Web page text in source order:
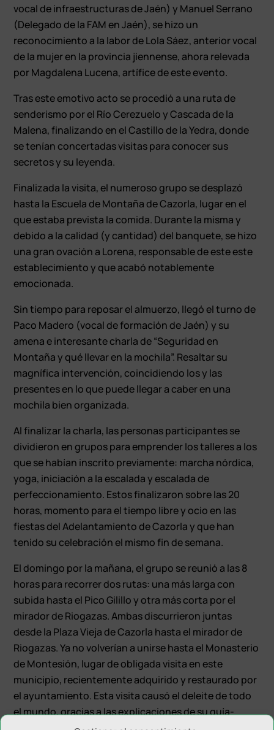
vocal de infraestructuras de Jaén) y Manuel Serrano
(Delegado de la FAM en Jaén), se hizo un
reconocimiento a la labor de Lola Sáez, anterior vocal
de la mujer en la provincia jiennense, ahora relevada
por Magdalena Lucena, artífice de este evento.
Tras este emotivo acto se procedió a una ruta de
senderismo por el Río Cerezuelo y Cascada de la
Malena, finalizando en el Castillo de la Yedra, donde
se tenían concertadas visitas para conocer sus
secretos y su leyenda.
Finalizada la visita, el numeroso grupo se desplazó
hasta la Escuela de Montaña de Cazorla, lugar en el
que estaba prevista la comida. Durante la misma y
debido a la calidad (y cantidad) del banquete, se hizo
una gran ovación a Lorena, responsable de este este
establecimiento y que acabó notablemente
emocionada.
Sin tiempo para reposar el almuerzo, llegó el turno de
Paco Madero (vocal de formación de Jaén) y su
amena e interesante charla de “Seguridad en
Montaña y qué llevar en la mochila”. Resaltar su
magnífica intervención, coincidiendo los y las
presentes en lo que puede llegar a caber en una
mochila bien organizada.
Al finalizar la charla, las personas participantes se
dividieron en grupos para emprender los talleres a los
que se habían inscrito previamente: marcha nórdica,
yoga, iniciación a la escalada y escalada de
perfeccionamiento. Estos finalizaron sobre las 20
horas, momento para el tiempo libre y ocio en las
fiestas del Adelantamiento de Cazorla y que han
tenido su celebración el mismo fin de semana.
El domingo por la mañana, el grupo se reunió a las 8
horas para recorrer dos rutas: una más larga con
subida hasta el Pico Gilillo y otra más corta por el
mirador de Riogazas. Ambas discurrieron juntas
desde la Plaza Vieja de Cazorla hasta el mirador de
Riogazas. Ya no volverían a unirse hasta el Monasterio
de Montesión, lugar de obligada visita en este
municipio, recientemente adquirido y restaurado por
el ayuntamiento. Esta visita causó el deleite de todo
el mundo, gracias a las explicaciones de su guía-